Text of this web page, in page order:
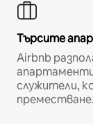
Търсите
Airbnb
служители,
преместване.